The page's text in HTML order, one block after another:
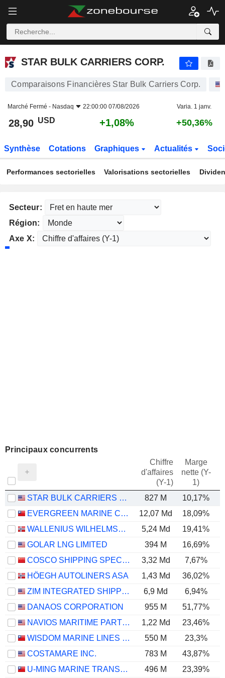
STAR BULK CARRIERS CORP.
STAR BULK CARRIERS CORP.
Comparaisons Financières Star Bulk Carriers Corp.
Marché Fermé - Nasdaq 22:00:00 07/08/2026 Varia. 1 janv.
28,90 USD +1,08% +50,36%
Synthèse Cotations Graphiques Actualités
Performances sectorielles Valorisations sectorielles
Secteur:
Région:
Axe X:
Principaux concurrents
Chiffre
d'affaires
(Y-1)
Marge
nette (Y-
1)
STAR BULK CARRIERS CORP. 827 M 10,17%
EVERGREEN MARINE CORPORATION (TAIWAN) LTD.
12,07 Md 18,09%
WALLENIUS WILHELMSEN ASA
5,24 Md 19,41%
GOLAR LNG LIMITED
394 M 16,69%
COSCO SHIPPING SPECIALIZED CARRIERS CO.,LTD.
3,32 Md 7,67%
HÖEGH AUTOLINERS ASA
1,43 Md 36,02%
ZIM INTEGRATED SHIPPING SERVICES LTD.
6,9 Md 6,94%
DANAOS CORPORATION
955 M 51,77%
NAVIOS MARITIME PARTNERS L.P.
1,22 Md 23,46%
WISDOM MARINE LINES CO., LIMITED (CAYMAN)
550 M 23,3%
COSTAMARE INC.
783 M 43,87%
U-MING MARINE TRANSPORT CORPORATION
496 M 23,39%